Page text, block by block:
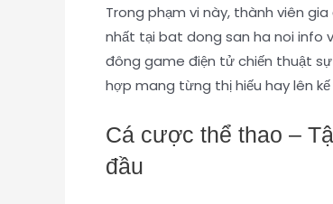
Trong phạm vi này, thành viên
nhất tại bat dong san ha noi info
đông game điện tử chiến thuật
hợp mang từng thị hiếu hay lên
Cá cược thể thao –
đầu